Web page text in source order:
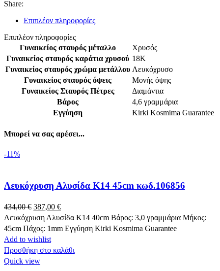
Διαμάντια
ποσότητα
Share:
Επιπλέον πληροφορίες
Επιπλέον πληροφορίες
Γυναικείος σταυρός μέταλλο
Χρυσός
Γυναικείος σταυρός καράτια χρυσού 18Κ
Γυναικείος σταυρός χρώμα μετάλλου Λευκόχρυσο
Γυναικείος σταυρός όψεις
Μονής όψης
Γυναικείος Σταυρός Πέτρες
Διαμάντια
Βάρος
4,6 γραμμάρια
Εγγύηση
Kirki Kosmima Guarantee
Μπορεί να σας αρέσει...
-11%
Λευκόχρυση Αλυσίδα Κ14 45cm κωδ.106856
434,00€ Original
price
was:
434,00 €.
387,00 €Η
τρέχουσα
τιμή
387,00 €.
Λευκόχρυση Αλυσίδα Κ14 40cm Βάρος: 3,0 γραμμάρια Μήκος:
45cm Πάχος: 1mm Εγγύηση Kirki Kosmima Guarantee
Add to wishlist
Προσθήκη στο καλάθι
Quick view